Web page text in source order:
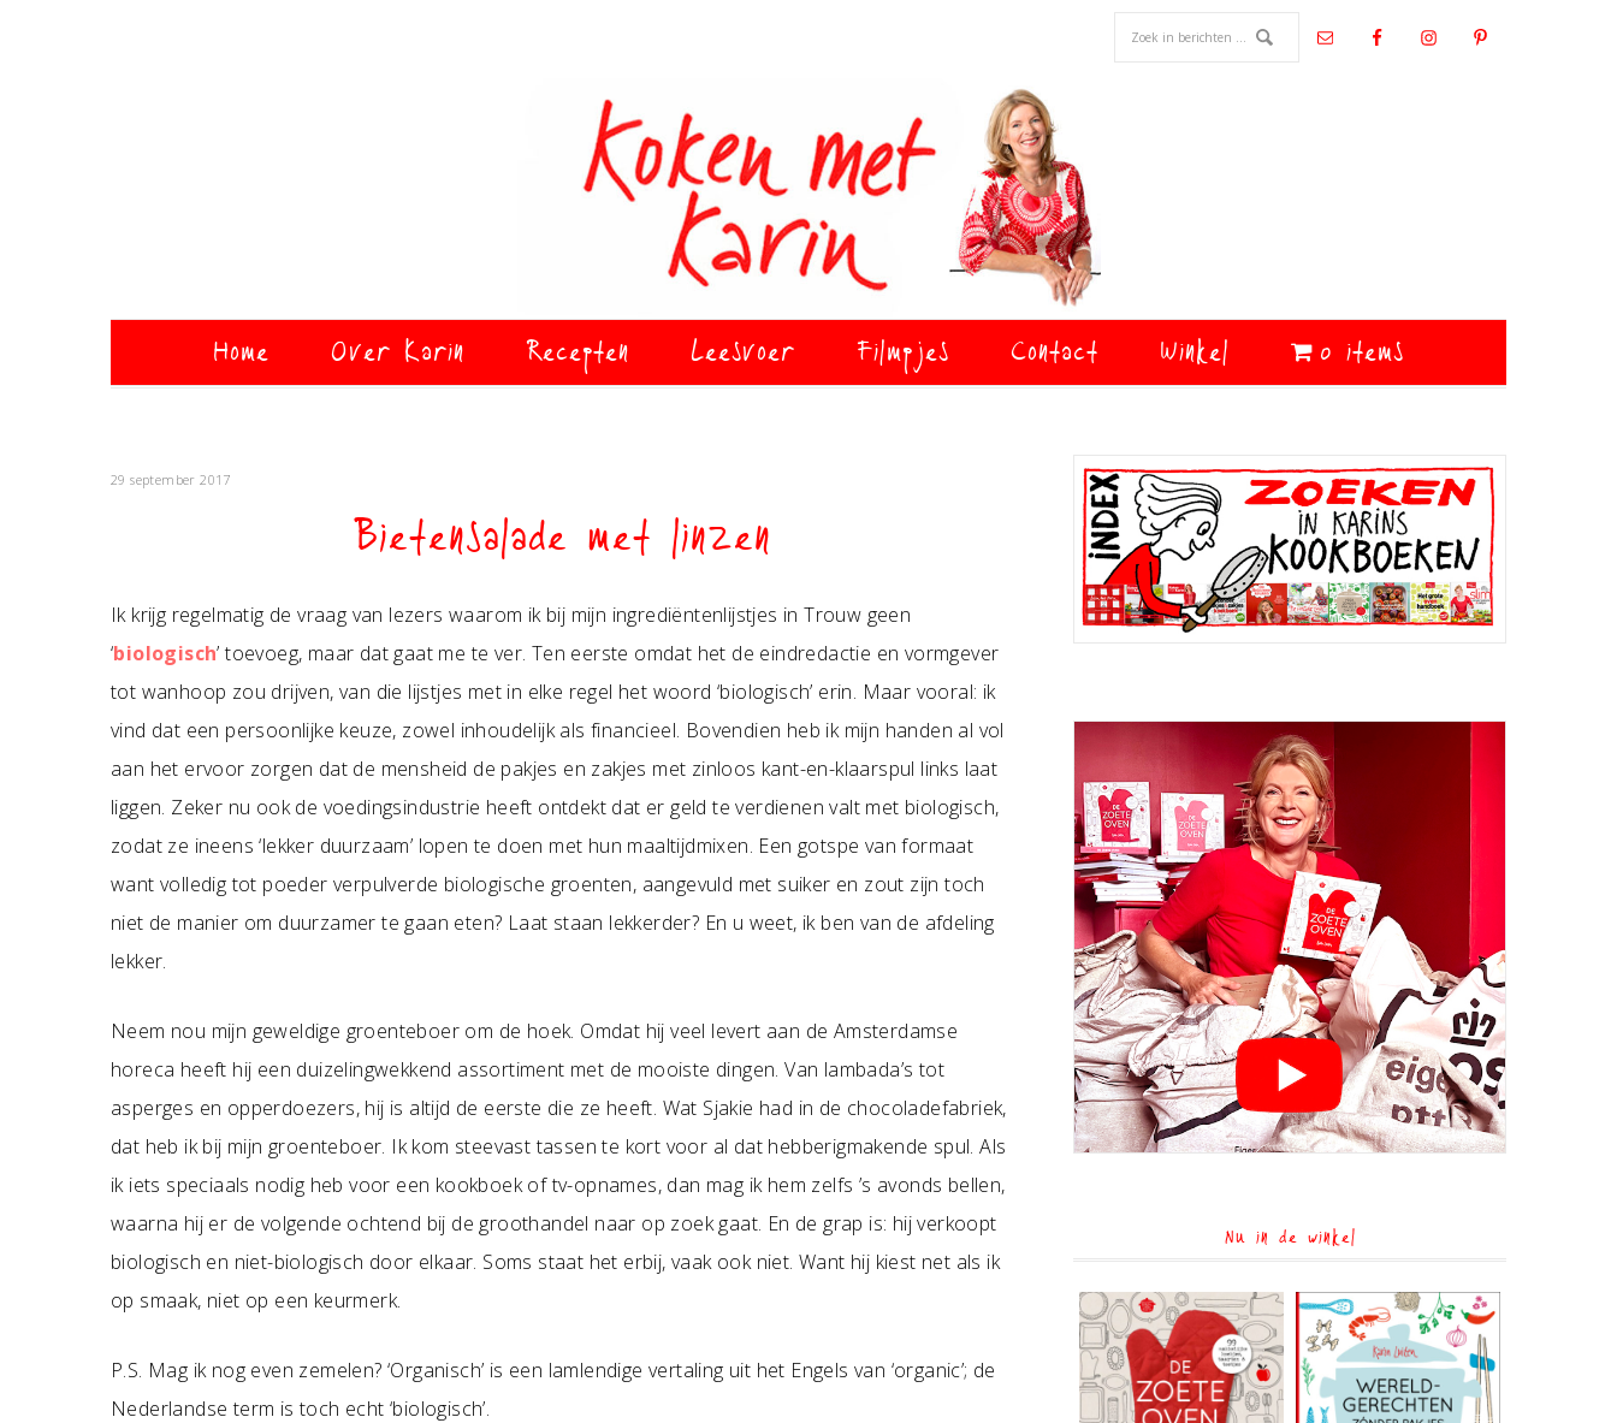
Home Over Karin Recepten Leesvoer Filmpjes Contact Winkel 0 items
29 september 2017
Bietensalade met linzen
Ik krijg regelmatig de vraag van lezers waarom ik bij mijn ingrediëntenlijstjes in Trouw geen
‘biologisch’ toevoeg, maar dat gaat me te ver. Ten eerste omdat het de eindredactie en vormgever
tot wanhoop zou drijven, van die lijstjes met in elke regel het woord ‘biologisch’ erin. Maar vooral: ik
vind dat een persoonlijke keuze, zowel inhoudelijk als financieel. Bovendien heb ik mijn handen al vol
aan het ervoor zorgen dat de mensheid de pakjes en zakjes met zinloos kant-en-klaarspul links laat
liggen. Zeker nu ook de voedingsindustrie heeft ontdekt dat er geld te verdienen valt met biologisch,
zodat ze ineens ‘lekker duurzaam’ lopen te doen met hun maaltijdmixen. Een gotspe van formaat
want volledig tot poeder verpulverde biologische groenten, aangevuld met suiker en zout zijn toch
niet de manier om duurzamer te gaan eten? Laat staan lekkerder? En u weet, ik ben van de afdeling
lekker.
Neem nou mijn geweldige groenteboer om de hoek. Omdat hij veel levert aan de Amsterdamse
horeca heeft hij een duizelingwekkend assortiment met de mooiste dingen. Van lambada’s tot
asperges en opperdoezers, hij is altijd de eerste die ze heeft. Wat Sjakie had in de chocoladefabriek,
dat heb ik bij mijn groenteboer. Ik kom steevast tassen te kort voor al dat hebberigmakende spul. Als
ik iets speciaals nodig heb voor een kookboek of tv-opnames, dan mag ik hem zelfs ’s avonds bellen,
waarna hij er de volgende ochtend bij de groothandel naar op zoek gaat. En de grap is: hij verkoopt
biologisch en niet-biologisch door elkaar. Soms staat het erbij, vaak ook niet. Want hij kiest net als ik
op smaak, niet op een keurmerk.
P.S. Mag ik nog even zemelen? ‘Organisch’ is een lamlendige vertaling uit het Engels van ‘organic’; de
Nederlandse term is toch echt ‘biologisch’.
Primaire
Sidebar
Nu in de winkel